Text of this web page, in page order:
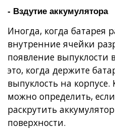
- Вздутие аккумулятора
Иногда, когда батарея
внутренние ячейки
появление выпуклости
это, когда держите
выпуклость на корпусе.
можно определить,
раскрутить
поверхности.